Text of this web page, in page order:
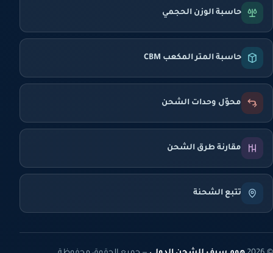
حاسبة الوزن الحجمي
حاسبة المتر المكعب CBM
محوّل وحدات الشحن
مقارنة طرق الشحن
تتبع الشحنة